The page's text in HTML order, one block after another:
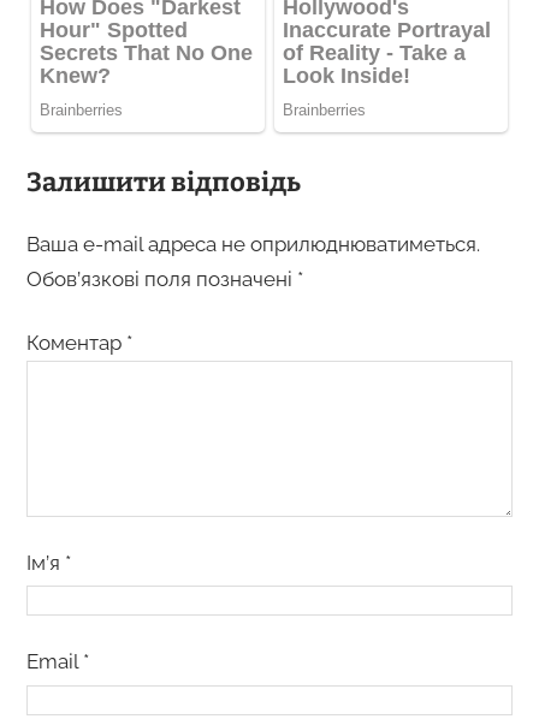
Залишити відповідь
Ваша e-mail адреса не оприлюднюватиметься.
Обов’язкові поля позначені *
Коментар *
Ім’я *
Email *